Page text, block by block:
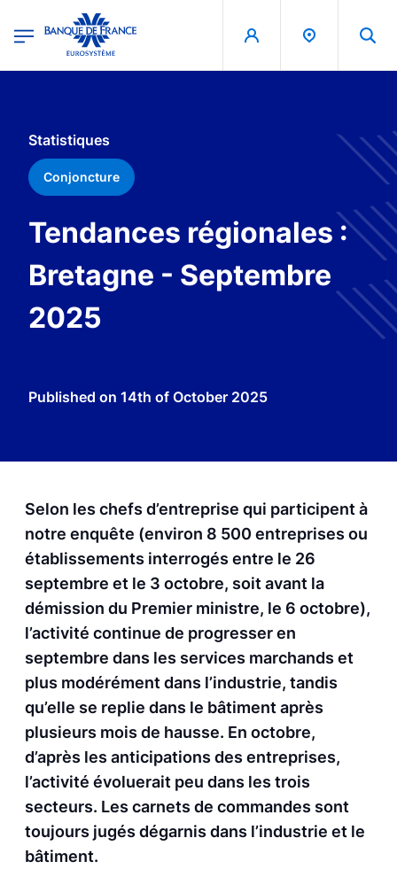
Banque de France - Menu Principal
Statistiques
Conjoncture
Tendances régionales :
Bretagne - Septembre
2025
Published on 14th of October 2025
Selon les chefs d’entreprise qui participent à
notre enquête (environ 8 500 entreprises ou
établissements interrogés entre le 26
septembre et le 3 octobre, soit avant la
démission du Premier ministre, le 6 octobre),
l’activité continue de progresser en
septembre dans les services marchands et
plus modérément dans l’industrie, tandis
qu’elle se replie dans le bâtiment après
plusieurs mois de hausse. En octobre,
d’après les anticipations des entreprises,
l’activité évoluerait peu dans les trois
secteurs. Les carnets de commandes sont
toujours jugés dégarnis dans l’industrie et le
bâtiment.